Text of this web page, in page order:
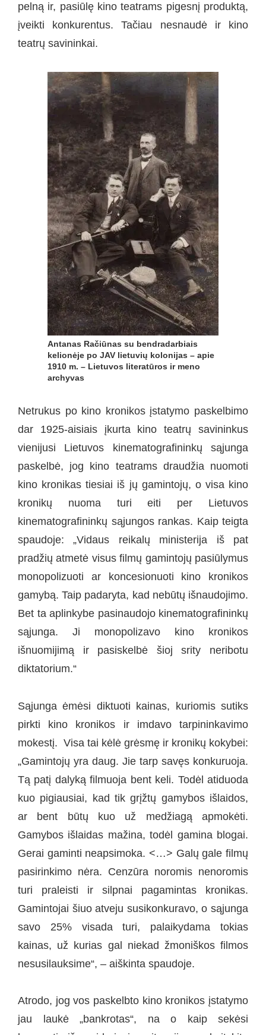
pelną ir, pasiūlę kino teatrams pigesnį produktą,
įveikti konkurentus. Tačiau nesnaudė ir kino
teatrų savininkai.
Antanas Račiūnas su bendradarbiais
kelionėje po JAV lietuvių kolonijas – apie
1910 m. – Lietuvos literatūros ir meno
archyvas
Netrukus po kino kronikos įstatymo paskelbimo
dar 1925-aisiais įkurta kino teatrų savininkus
vienijusi Lietuvos kinematografininkų sąjunga
paskelbė, jog kino teatrams draudžia nuomoti
kino kronikas tiesiai iš jų gamintojų, o visa kino
kronikų nuoma turi eiti per Lietuvos
kinematografininkų sąjungos rankas. Kaip teigta
spaudoje: „Vidaus reikalų ministerija iš pat
pradžių atmetė visus filmų gamintojų pasiūlymus
monopolizuoti ar koncesionuoti kino kronikos
gamybą. Taip padaryta, kad nebūtų išnaudojimo.
Bet ta aplinkybe pasinaudojo kinematografininkų
sąjunga. Ji monopolizavo kino kronikos
išnuomijimą ir pasiskelbė šioj srity neribotu
diktatorium.“
Sąjunga ėmėsi diktuoti kainas, kuriomis sutiks
pirkti kino kronikos ir imdavo tarpininkavimo
mokestį. Visa tai kėlė grėsmę ir kronikų kokybei:
„Gamintojų yra daug. Jie tarp savęs konkuruoja.
Tą patį dalyką filmuoja bent keli. Todėl atiduoda
kuo pigiausiai, kad tik grįžtų gamybos išlaidos,
ar bent būtų kuo už medžiagą apmokėti.
Gamybos išlaidas mažina, todėl gamina blogai.
Gerai gaminti neapsimoka. <…> Galų gale filmų
pasirinkimo nėra. Cenzūra noromis nenoromis
turi praleisti ir silpnai pagamintas kronikas.
Gamintojai šiuo atveju susikonkuravo, o sąjunga
savo 25% visada turi, palaikydama tokias
kainas, už kurias gal niekad žmoniškos filmos
nesusilauksime“, – aiškinta spaudoje.
Atrodo, jog vos paskelbto kino kronikos įstatymo
jau laukė „bankrotas“, na o kaip sekėsi